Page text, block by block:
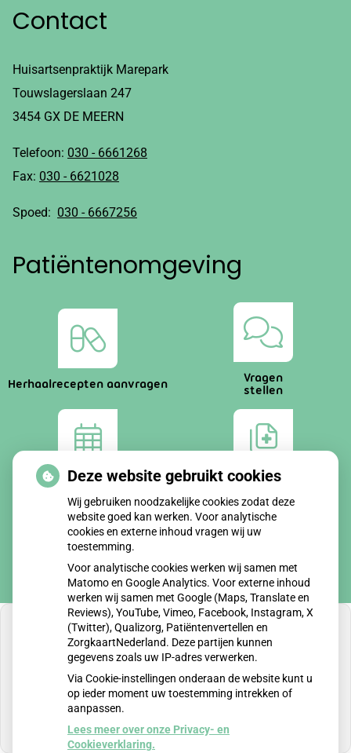
Contact
Huisartsenpraktijk Marepark
Touwslagerslaan 247
3454 GX DE MEERN
Telefoon: 030 - 6661268
Fax: 030 - 6621028
Spoed: 030 - 6667256
Patiëntenomgeving
Herhaalrecepten aanvragen
Vragen
stellen
Afspraken
maken
Dossier
bekijken
U heeft geen toestemming gegeven voor
externe inhoud die nodig is om dit te zien.
Cookie-instellingen wijzigen
Deze website gebruikt cookies
Wij gebruiken noodzakelijke cookies zodat deze
website goed kan werken. Voor analytische
cookies en externe inhoud vragen wij uw
toestemming.
Voor analytische cookies werken wij samen met
Matomo en Google Analytics. Voor externe inhoud
werken wij samen met Google (Maps, Translate en
Reviews), YouTube, Vimeo, Facebook, Instagram, X
(Twitter), Qualizorg, Patiëntenvertellen en
ZorgkaartNederland. Deze partijen kunnen
gegevens zoals uw IP-adres verwerken.
Via Cookie-instellingen onderaan de website kunt u
op ieder moment uw toestemming intrekken of
aanpassen.
Lees meer over onze Privacy- en
Cookieverklaring.